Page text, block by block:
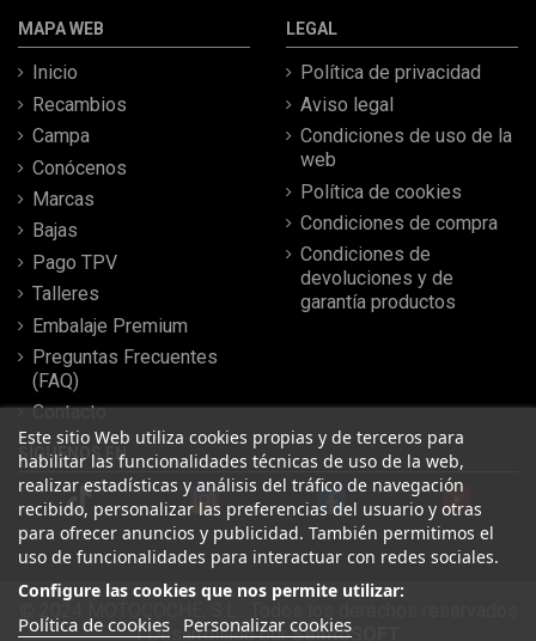
MAPA WEB
Inicio
Recambios
Campa
Conócenos
Marcas
Bajas
Pago TPV
Talleres
Embalaje Premium
Preguntas Frecuentes
(FAQ)
Contacto
LEGAL
Política de privacidad
Aviso legal
Condiciones de uso de la
web
Política de cookies
Condiciones de compra
Condiciones de
devoluciones y de
garantía productos
Este sitio Web utiliza cookies propias y de terceros para
habilitar las funcionalidades técnicas de uso de la web,
realizar estadísticas y análisis del tráfico de navegación
recibido, personalizar las preferencias del usuario y otras
para ofrecer anuncios y publicidad. También permitimos el
uso de funcionalidades para interactuar con redes sociales.
Configure las cookies que nos permite utilizar:
Política de cookies Personalizar cookies
SÍGUENOS EN
| Desarrollado porSeintoSOFT